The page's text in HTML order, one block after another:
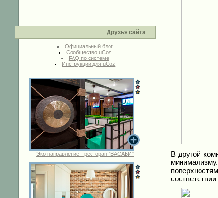
Друзья сайта
Официальный блог
Сообщество uCoz
FAQ по системе
Инструкции для uCoz
Эко направление - ресторан "ВАСАБИ"
В другой